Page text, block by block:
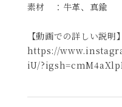
素材 ：牛革、真鍮
【動画での詳しい説明】
https://
iU/